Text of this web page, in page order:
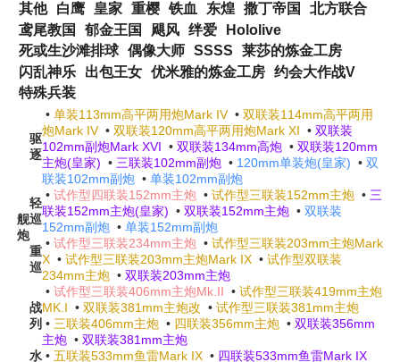
其他 白鹰 皇家 重樱 铁血 东煌 撒丁帝国
北方联合
鸢尾教国
郁金王国 飓风 绊爱
Hololive
死或生沙滩排球 偶像大师 SSSS
莱莎的炼金工房
闪乱神乐
出包王女 优米雅的炼金工房 约会大作战V
特殊兵装
舰
炮
驱
逐
• 单装113mm高平两用炮Mark IV • 双联装114mm高平两用
炮Mark IV • 双联装120mm高平两用炮Mark XI • 双联装
102mm副炮Mark XVI • 双联装134mm高炮 • 双联装120mm
主炮(皇家) • 三联装102mm副炮 • 120mm单装炮(皇家) • 双
联装102mm副炮 • 单装102mm副炮
轻
巡
• 试作型四联装152mm主炮 • 试作型三联装152mm主炮 • 三
联装152mm主炮(皇家) • 双联装152mm主炮 • 双联装
152mm副炮 • 单装152mm副炮
重
巡
• 试作型三联装234mm主炮 • 试作型三联装203mm主炮Mark
X • 试作型三联装203mm主炮Mark IX • 试作型双联装
234mm主炮 • 双联装203mm主炮
战
列
• 试作型三联装406mm主炮Mk.II • 试作型三联装419mm主炮
MK.I • 双联装381mm主炮改 • 试作型三联装381mm主炮
• 三联装406mm主炮 • 四联装356mm主炮 • 双联装356mm
主炮 • 双联装381mm主炮
水 • 五联装533mm鱼雷Mark IX • 四联装533mm鱼雷Mark IX